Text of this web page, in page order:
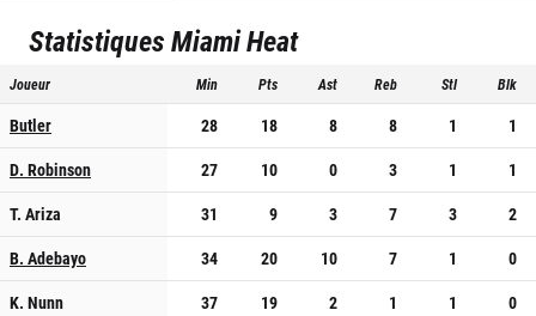
StatistiquesMiami Heat
Joueur Min Pts Ast Reb Stl Blk
Butler 28 18 8 8 1
1
D. Robinson
27 10 0 3 1
1
T. Ariza
31 9 3 7 3
2
B. Adebayo
34 20 10 7 1
0
K. Nunn
37 19 2 1 1
0